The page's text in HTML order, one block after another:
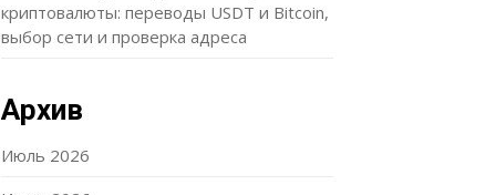
криптовалюты: переводы USDT и Bitcoin,
выбор сети и проверка адреса
Архив
Июль 2026